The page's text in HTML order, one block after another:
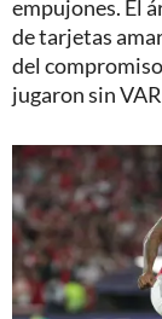
empujones. El
de tarjetas
del
jugaron sin